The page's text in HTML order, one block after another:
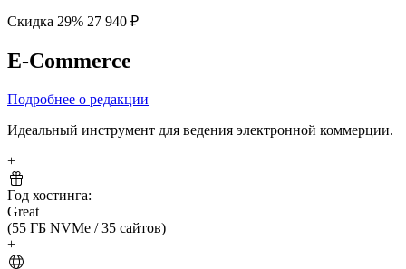
Скидка 29% 27 940 ₽
E-Commerce
Подробнее о редакции
Идеальный инструмент для ведения электронной коммерции.
+
Год хостинга:
Great
(55 ГБ NVMe /35 сайтов)
+